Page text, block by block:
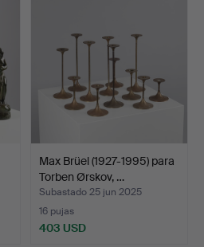
Max Brüel (1927-1995) para
Torben Ørskov, …
Subastado 25 jun 2025
16 pujas
403 USD